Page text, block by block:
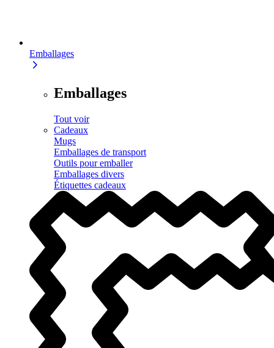
Emballages
Emballages
Tout voir
Cadeaux
Mugs
Emballages de transport
Outils pour emballer
Emballages divers
Étiquettes cadeaux